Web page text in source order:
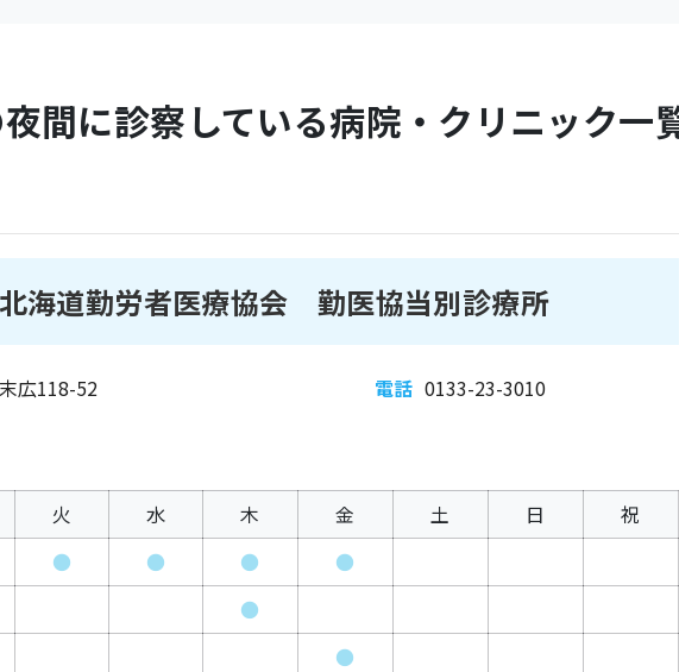
間に診察している病院・クリニック一
海道勤労者医療協会 勤医協当別診療所
広118-52 電話 0133-23-3010
火 水 木 金 土 日 祝
● ● ● ●
●
●